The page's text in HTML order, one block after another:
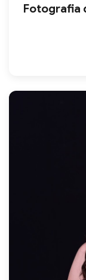
Fotografia